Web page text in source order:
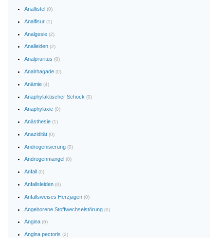
Analfistel (0)
Analfisur (1)
Analgesie (2)
Analleiden (2)
Analpruritus (0)
Analrhagade (0)
Anämie (4)
Anaphylaktischer Schock (0)
Anaphylaxie (0)
Anästhesie (1)
Anazidität (0)
Androgenisierung (0)
Androgenmangel (0)
Anfall (0)
Anfallsleiden (0)
Anfallsweises Herzjagen (0)
Angeborene Stoffwechselstörung (0)
Angina (6)
Angina pectoris (2)